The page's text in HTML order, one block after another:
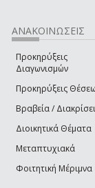
ΑΝΑΚΟΙΝΩΣΕΙΣ
Προκηρύξεις
Διαγωνισμών
Προκηρύξεις
Βραβεία /
Διοικητικά Θέματα
Μεταπτυχιακά
Φοιτητική Μέριμνα